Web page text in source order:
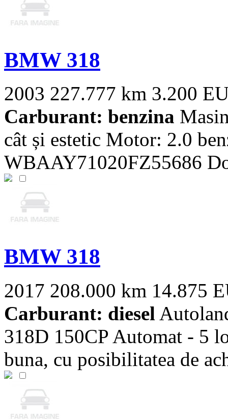
BMW 318
2003 227.777 km 3.200
Carburant: benzina
cât și estetic Motor: 2.0
WBAAY71020FZ55686
BMW 318
2017 208.000 km 14.875
Carburant: diesel
318D 150CP Automat - 5
buna, cu posibilitatea de